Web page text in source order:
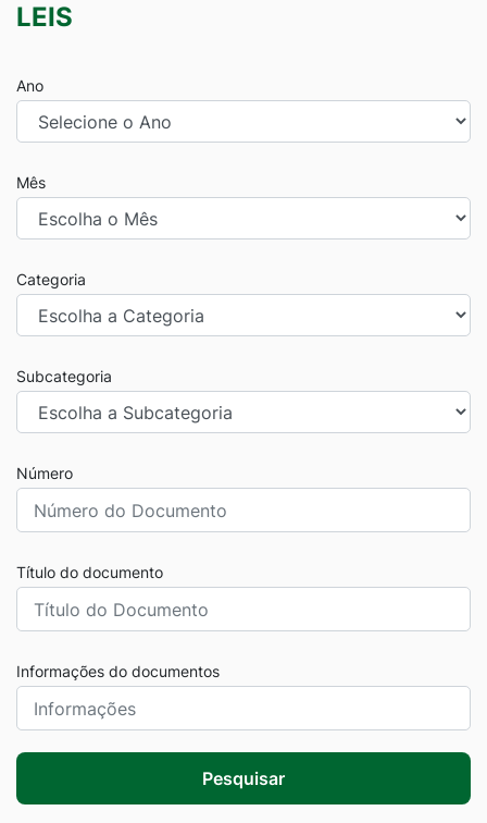
LEIS
Ano
Mês
Categoria
Subcategoria
Número
Título do documento
Informações do documentos
Pesquisar